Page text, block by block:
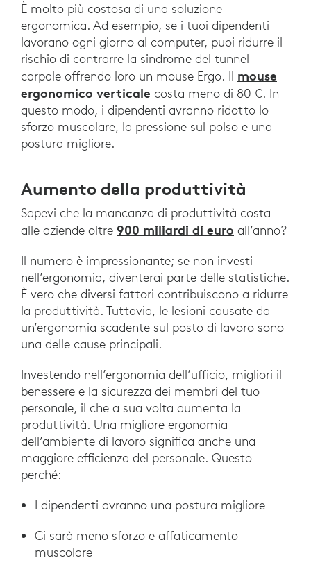
È molto più costosa di una soluzione
ergonomica. Ad esempio, se i tuoi dipendenti
lavorano ogni giorno al computer, puoi ridurre il
rischio di contrarre la sindrome del tunnel
carpale offrendo loro un mouse Ergo. Il mouse
ergonomico verticale costa meno di 80 €. In
questo modo, i dipendenti avranno ridotto lo
sforzo muscolare, la pressione sul polso e una
postura migliore.
Aumento della produttività
Sapevi che la mancanza di produttività costa
alle aziende oltre 900 miliardi di euro all’anno?
Il numero è impressionante; se non investi
nell’ergonomia, diventerai parte delle statistiche.
È vero che diversi fattori contribuiscono a ridurre
la produttività. Tuttavia, le lesioni causate da
un’ergonomia scadente sul posto di lavoro sono
una delle cause principali.
Investendo nell’ergonomia dell’ufficio, migliori il
benessere e la sicurezza dei membri del tuo
personale, il che a sua volta aumenta la
produttività. Una migliore ergonomia
dell’ambiente di lavoro significa anche una
maggiore efficienza del personale. Questo
perché:
I dipendenti avranno una postura migliore
Ci sarà meno sforzo e affaticamento
muscolare